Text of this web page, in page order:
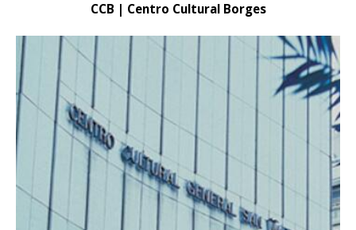
CCB | Centro Cultural Borges